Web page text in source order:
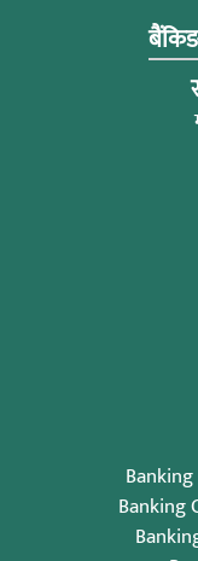
Banking